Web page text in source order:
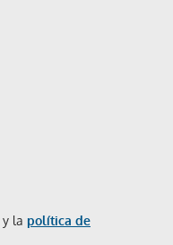
y la política de